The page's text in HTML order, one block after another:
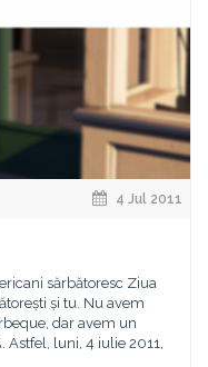
4 Jul 2011
sărbătoresc Ziua
și tu. Nu avem
dar avem un
Astfel, luni, 4 iulie 2011,